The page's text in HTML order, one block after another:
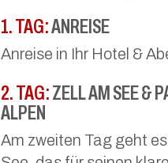
1. TAG:ANREISE
Anreise in Ihr Hotel &
2. TAG:ZELL AM SEE &
ALPEN
Am zweiten Tag geht